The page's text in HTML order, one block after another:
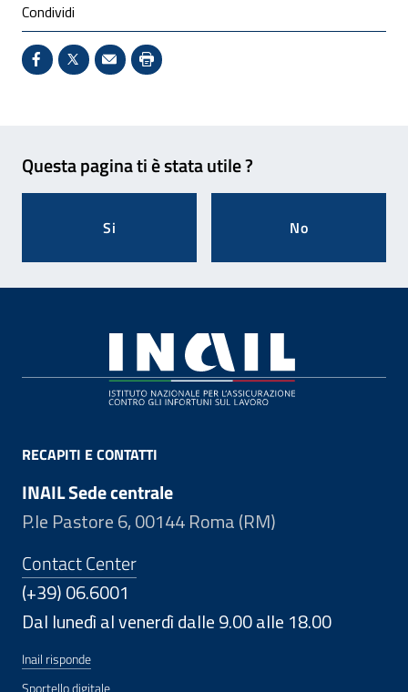
Condividi
Condividi su Facebook - Sito esterno - Apertura in
X - Sito esterno - Apertura in nuova finestra
Invio Mail: apre il programma di posta
Stampa pagina: scelta meno
Questa pagina ti è stata utile ?
Si No
RECAPITI E CONTATTI
INAIL Sede centrale
P.le Pastore 6, 00144 Roma (RM)
Contact Center
(+39) 06.6001
Dal lunedì al venerdì dalle 9.00 alle 18.00
Inail risponde
Sportello digitale